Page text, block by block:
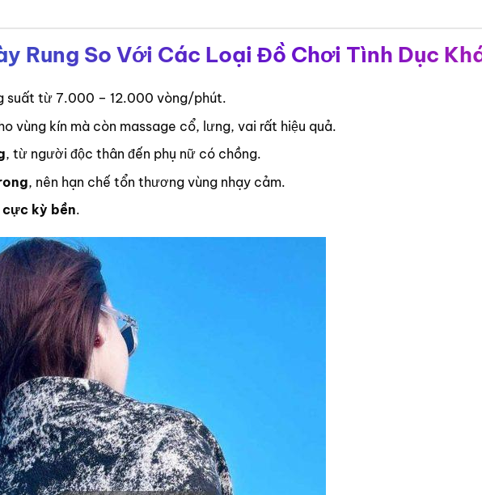
Rung So Với Các Loại Đồ Chơi Tình Dục
suất từ 7.000 – 12.000 vòng/phút.
vùng kín mà còn massage cổ, lưng, vai rất hiệu quả.
, từ người độc thân đến phụ nữ có chồng.
, nên hạn chế tổn thương vùng nhạy cảm.
cực kỳ bền.